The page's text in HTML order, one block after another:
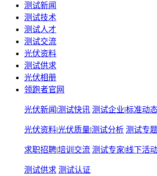
测试新闻
测试技术
测试人才
测试交流
光伏资料
测试供求
光伏相册
领跑者官网
光伏新闻 |测试快讯 测试企业|标准动
光伏资料|光伏质量|测试分析 测试专题
求职招聘|培训交流 测试专家|线下活
测试供求 测试认证